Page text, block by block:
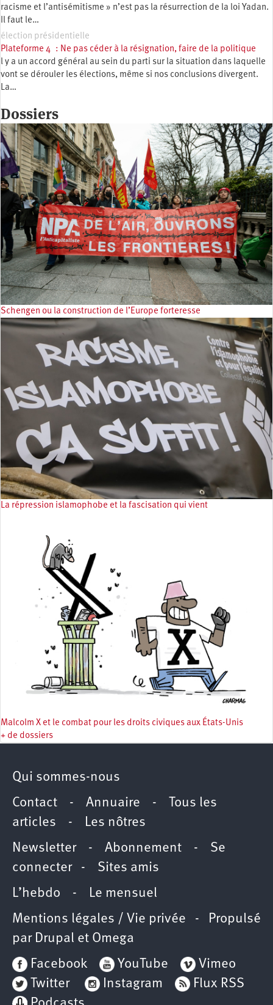
racisme et l’antisémitisme » n’est pas la résurrection de la loi Yadan.
Il faut le…
élection présidentielle
Plateforme 4 : Ne pas céder à la résignation, faire de la politique
l y a un accord général au sein du parti sur la situation dans laquelle
vont se dérouler les élections, même si nos conclusions divergent.
La…
Dossiers
Schengen ou la construction de l’Europe forteresse
La répression islamophobe et la fascisation qui vient
Malcolm X et le combat pour les droits civiques aux États-Unis
+ de dossiers
Qui sommes-nous
Contact - Annuaire -
Tous les
articles - Les nôtres
Newsletter- Abonnement - Se
connecter- Sites amis
L’hebdo - Le mensuel
Mentions légales / Vie privée - Propulsé
par Drupal et Omega
Facebook
YouTube
Vimeo
Twitter
Instagram
Flux RSS